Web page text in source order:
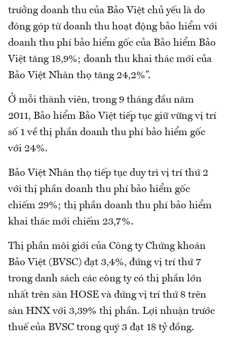
trưởng doanh thu của Bảo Việt chủ yếu là do
đóng góp từ doanh thu hoạt động bảo hiểm với
doanh thu phí bảo hiểm gốc của Bảo hiểm Bảo
Việt tăng 18,9%; doanh thu khai thác mới của
Bảo Việt Nhân thọ tăng 24,2%”.
Ở mỗi thành viên, trong 9 tháng đầu năm
2011, Bảo hiểm Bảo Việt tiếp tục giữ vững vị trí
số 1 về thị phần doanh thu phí bảo hiểm gốc
với 24%.
Bảo Việt Nhân thọ tiếp tục duy trì vị trí thứ 2
với thị phần doanh thu phí bảo hiểm gốc
chiếm 29%; thị phần doanh thu phí bảo hiểm
khai thác mới chiếm 23,7%.
Thị phần môi giới của Công ty Chứng khoán
Bảo Việt (BVSC) đạt 3,4%, đứng vị trí thứ 7
trong danh sách các công ty có thị phần lớn
nhất trên sàn HOSE và đứng vị trí thứ 8 trên
sàn HNX với 3,39% thị phần. Lợi nhuận trước
thuế của BVSC trong quý 3 đạt 18 tỷ đồng.